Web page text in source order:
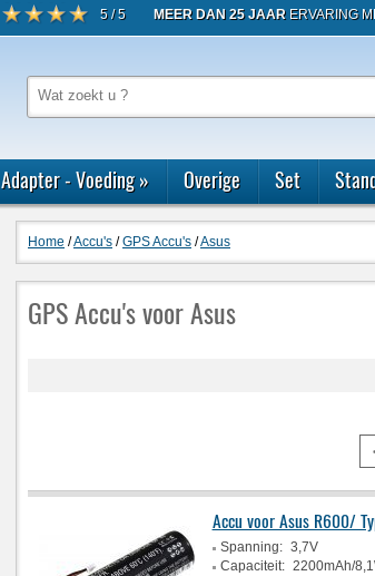
5 / 5 MEER DAN 25 JAAR ERVARING
Adapter - Voeding» Overige Set
Home /Accu's /GPS Accu's /Asus
GPS Accu's voor Asus
Accu voor Asus R600/
Spanning: 3,7V
Capaciteit: 2200mAh/